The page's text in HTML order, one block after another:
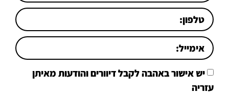
יש אישור באהבה לקבל דיוורים והודעות מאיתן
עזריה